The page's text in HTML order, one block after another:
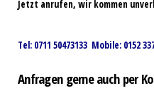
Jetzt anrufen, wir kommen
Tel: 0711 50473133 Mobile: 0152
Anfragen gerne auch per